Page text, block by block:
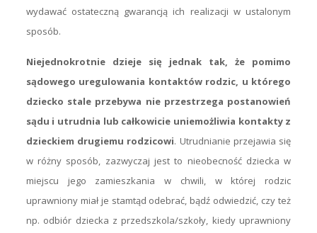
wydawać ostateczną gwarancją ich realizacji w ustalonym
sposób.
Niejednokrotnie dzieje się jednak tak, że pomimo
sądowego uregulowania kontaktów rodzic, u którego
dziecko stale przebywa nie przestrzega postanowień
sądu i utrudnia lub całkowicie uniemożliwia kontakty z
dzieckiem drugiemu rodzicowi. Utrudnianie przejawia się
w różny sposób, zazwyczaj jest to nieobecność dziecka w
miejscu jego zamieszkania w chwili, w której rodzic
uprawniony miał je stamtąd odebrać, bądź odwiedzić, czy też
np. odbiór dziecka z przedszkola/szkoły, kiedy uprawniony